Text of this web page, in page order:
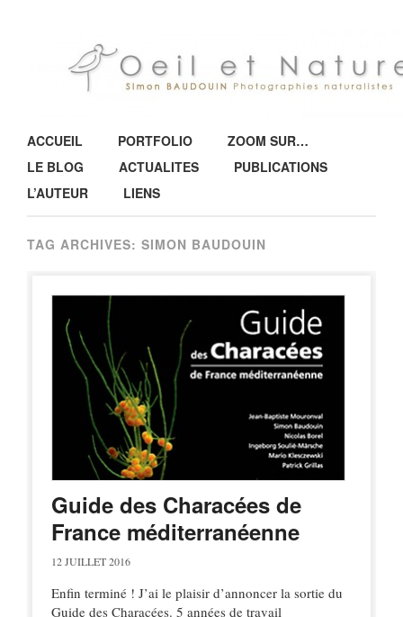
Main menu
Skip to content
ACCUEIL PORTFOLIO
ZOOM SUR…
LE BLOG
ACTUALITES
PUBLICATIONS
L’AUTEUR
LIENS
TAG ARCHIVES: SIMON BAUDOUIN
Guide des Characées de
France méditerranéenne
12 JUILLET 2016
Enfin terminé ! J’ai le plaisir d’annoncer la sortie du
Guide des Characées. 5 années de travail